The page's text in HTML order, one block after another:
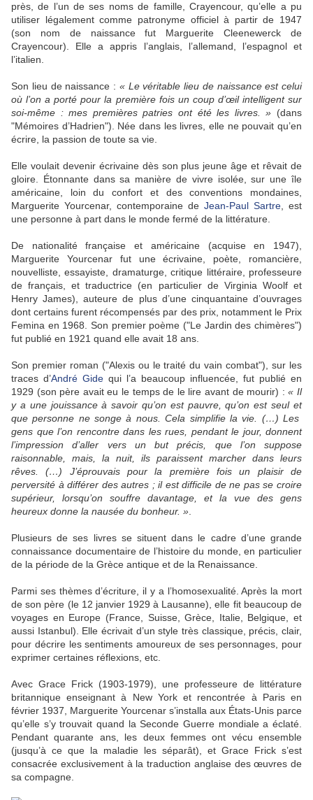
près, de l’un de ses noms de famille, Crayencour, qu’elle a pu
utiliser légalement comme patronyme officiel à partir de 1947
(son nom de naissance fut Marguerite Cleenewerck de
Crayencour). Elle a appris l’anglais, l’allemand, l’espagnol et
l’italien.
Son lieu de naissance : « Le véritable lieu de naissance est celui
où l’on a porté pour la première fois un coup d’œil intelligent sur
soi-même : mes premières patries ont été les livres. » (dans
"Mémoires d’Hadrien"). Née dans les livres, elle ne pouvait qu’en
écrire, la passion de toute sa vie.
Elle voulait devenir écrivaine dès son plus jeune âge et rêvait de
gloire. Étonnante dans sa manière de vivre isolée, sur une île
américaine, loin du confort et des conventions mondaines,
Marguerite Yourcenar, contemporaine de Jean-Paul Sartre , est
une personne à part dans le monde fermé de la littérature.
De nationalité française et américaine (acquise en 1947),
Marguerite Yourcenar fut une écrivaine, poète, romancière,
nouvelliste, essayiste, dramaturge, critique littéraire, professeure
de français, et traductrice (en particulier de Virginia Woolf et
Henry James), auteure de plus d’une cinquantaine d’ouvrages
dont certains furent récompensés par des prix, notamment le Prix
Femina en 1968. Son premier poème ("Le Jardin des chimères")
fut publié en 1921 quand elle avait 18 ans.
Son premier roman ("Alexis ou le traité du vain combat"), sur les
traces d’André Gide qui l’a beaucoup influencée, fut publié en
1929 (son père avait eu le temps de le lire avant de mourir) :« Il
y a une jouissance à savoir qu’on est pauvre, qu’on est seul et
que personne ne songe à nous. Cela simplifie la vie. (…) Les
gens que l’on rencontre dans les rues, pendant le jour, donnent
l’impression d’aller vers un but précis, que l’on suppose
raisonnable, mais, la nuit, ils paraissent marcher dans leurs
rêves. (…) J’éprouvais pour la première fois un plaisir de
perversité à différer des autres ; il est difficile de ne pas se croire
supérieur, lorsqu’on souffre davantage, et la vue des gens
heureux donne la nausée du bonheur. »
Plusieurs de ses livres se situent dans le cadre d’une grande
connaissance documentaire de l’histoire du monde, en particulier
de la période de la Grèce antique et de la Renaissance.
Parmi ses thèmes d’écriture, il y a l’homosexualité. Après la mort
de son père (le 12 janvier 1929 à Lausanne), elle fit beaucoup de
voyages en Europe (France, Suisse, Grèce, Italie, Belgique, et
aussi Istanbul). Elle écrivait d’un style très classique, précis, clair,
pour décrire les sentiments amoureux de ses personnages, pour
exprimer certaines réflexions, etc.
Avec Grace Frick (1903-1979), une professeure de littérature
britannique enseignant à New York et rencontrée à Paris en
février 1937, Marguerite Yourcenar s’installa aux États-Unis parce
qu’elle s’y trouvait quand la Seconde Guerre mondiale a éclaté.
Pendant quarante ans, les deux femmes ont vécu ensemble
(jusqu’à ce que la maladie les séparât), et Grace Frick s’est
consacrée exclusivement à la traduction anglaise des œuvres de
sa compagne.